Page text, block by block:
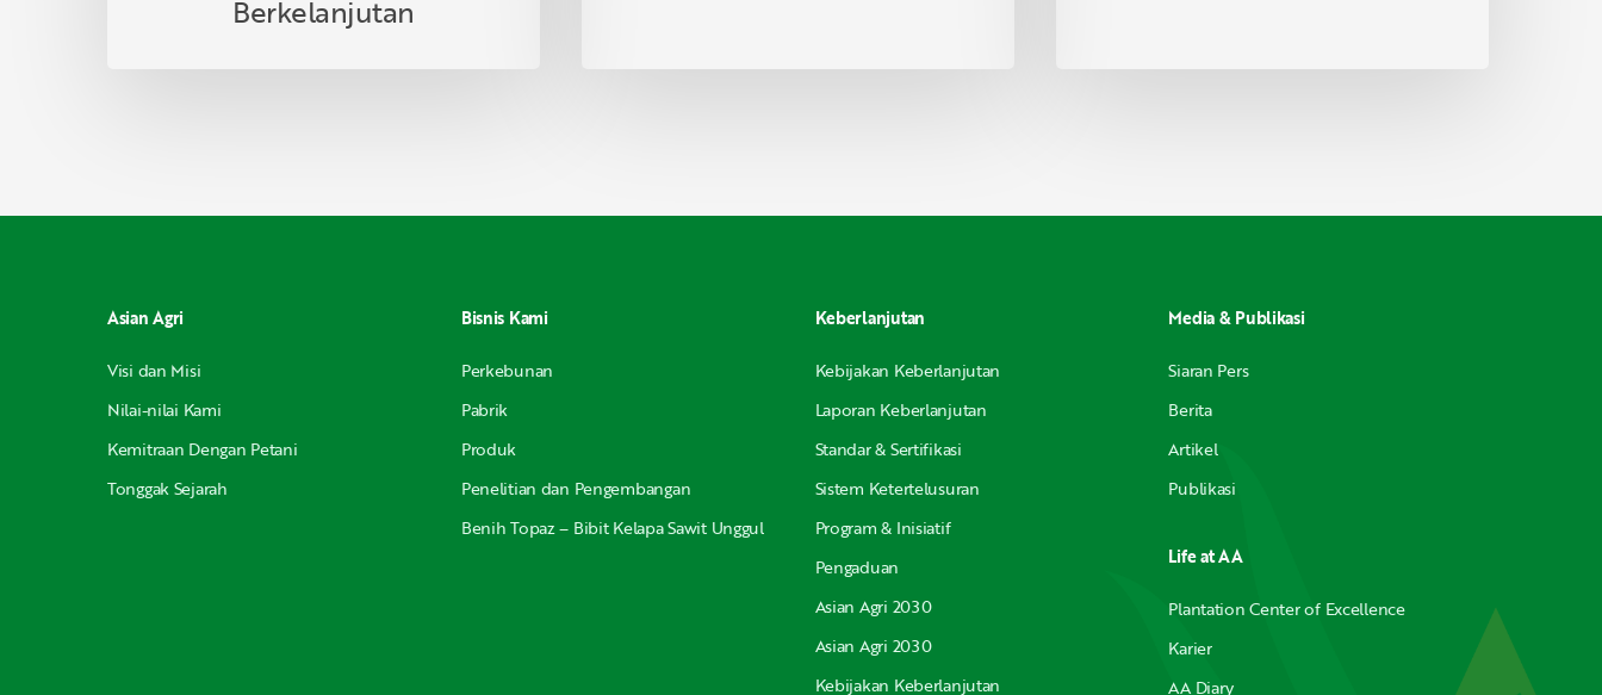
Berkelanjutan
Asian Agri
Visi dan Misi
Nilai-nilai Kami
Kemitraan Dengan Petani
Tonggak Sejarah
Bisnis Kami
Perkebunan
Pabrik
Produk
Penelitian dan Pengembangan
Benih Topaz – Bibit Kelapa Sawit Unggul
Keberlanjutan
Kebijakan Keberlanjutan
Laporan Keberlanjutan
Standar & Sertifikasi
Sistem Ketertelusuran
Program & Inisiatif
Pengaduan
Asian Agri 2030
Asian Agri 2030
Kebijakan Keberlanjutan
Media & Publikasi
Siaran Pers
Berita
Artikel
Publikasi
Life at AA
Plantation Center of Excellence
Karier
AA Diary